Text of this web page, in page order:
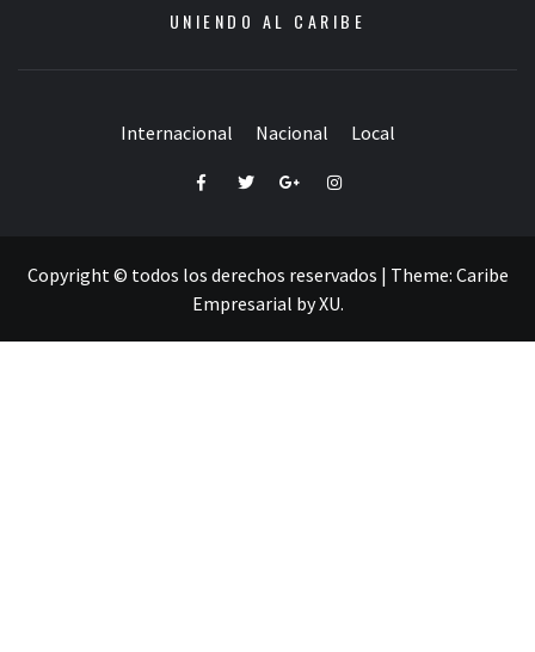
UNIENDO AL CARIBE
Internacional Nacional Local
FacebookTwitterGoogle+Instagram
Copyright © todos los derechos reservados | Theme: Caribe
Empresarial byXU.